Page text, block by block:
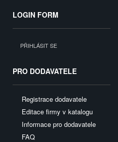
LOGIN FORM
PŘIHLÁSIT SE
PRO DODAVATELE
Registrace dodavatele
Editace firmy v katalogu
Informace pro dodavatele
FAQ